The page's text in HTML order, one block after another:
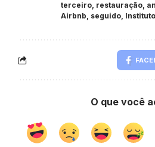
terceiro restauração
Airbnb seguido
O que você